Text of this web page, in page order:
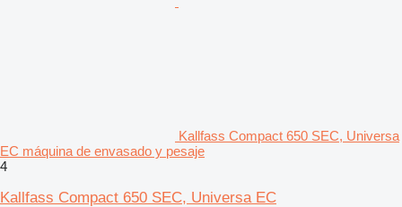
Kallfass Compact 650 SEC, Universa
EC máquina de envasado y pesaje
4
Kallfass Compact 650 SEC, Universa EC